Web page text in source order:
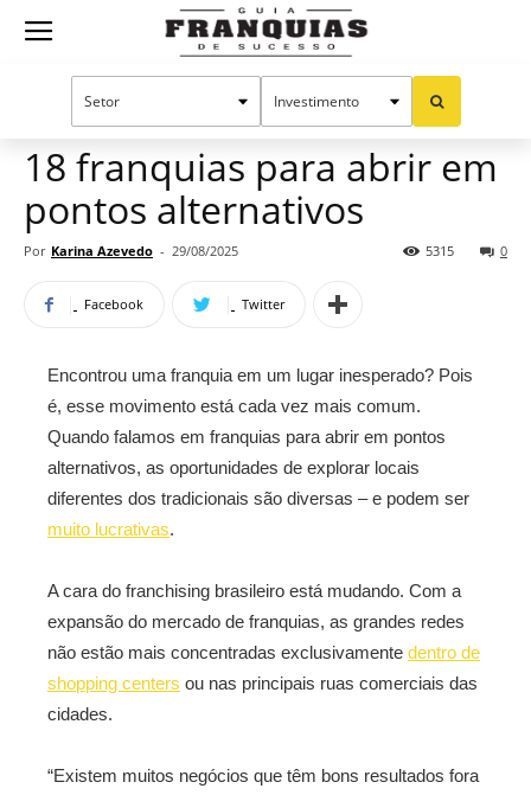
Guia
Oportunidades e tendências
18 franquias para abrir em
pontos alternativos
Por Karina Azevedo - 29/08/2025 0
5315
Facebook Twitter
Encontrou uma franquia em um lugar inesperado? Pois
é, esse movimento está cada vez mais comum.
Quando falamos em franquias para abrir em pontos
alternativos, as oportunidades de explorar locais
diferentes dos tradicionais são diversas – e podem ser
muito lucrativas.
A cara do franchising brasileiro está mudando. Com a
expansão do mercado de franquias, as grandes redes
não estão mais concentradas exclusivamente dentro de
shopping centers ou nas principais ruas comerciais das
cidades.
“Existem muitos negócios que têm bons resultados fora